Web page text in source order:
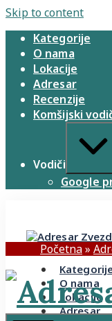
Skip to content
Kategorije
O nama
Lokacije
Adresar
Recenzije
Komšijski
Vodiči
Google
O nama
Lokacije
Adresar
Početna»